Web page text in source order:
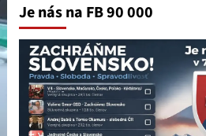
Je nás na FB 90 000